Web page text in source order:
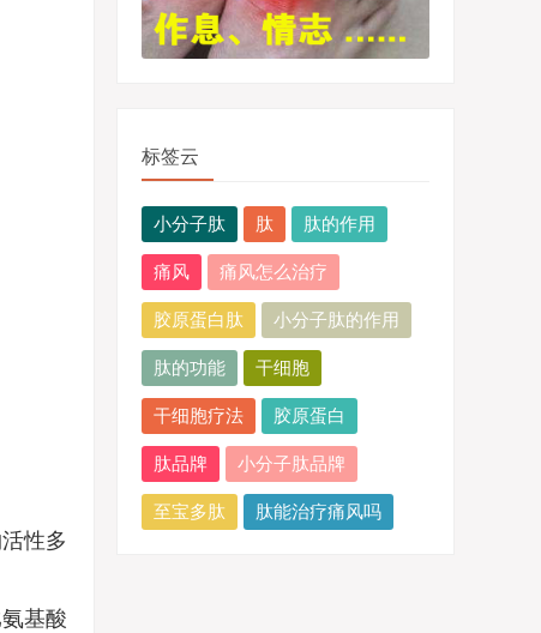
性多
基酸
标签云
小分子肽 肽 肽的作用
痛风 痛风怎么治疗
胶原蛋白肽 小分子肽的作用
肽的功能 干细胞
干细胞疗法 胶原蛋白
肽品牌 小分子肽品牌
至宝多肽 肽能治疗痛风吗